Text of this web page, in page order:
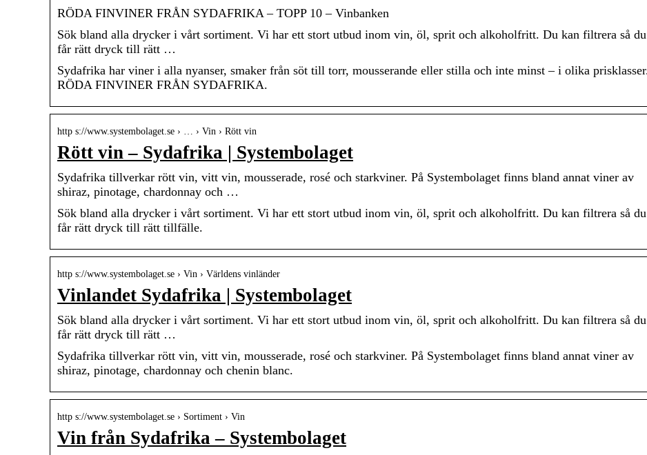
RÖDA FINVINER FRÅN SYDAFRIKA – TOPP 10 – Vinbanken
Sök bland alla drycker i vårt sortiment. Vi har ett stort utbud inom vin, öl, sprit och alkoholfritt. Du kan filtrera så du
får rätt dryck till rätt …
Sydafrika har viner i alla nyanser, smaker från söt till torr, mousserande eller stilla och inte minst – i olika
RÖDA FINVINER FRÅN SYDAFRIKA.
http s://www.systembolaget.se › … › Vin › Rött vin
Rött vin – Sydafrika | Systembolaget
Sydafrika tillverkar rött vin, vitt vin, mousserade, rosé och starkviner. På Systembolaget finns bland annat viner av
shiraz, pinotage, chardonnay och …
Sök bland alla drycker i vårt sortiment. Vi har ett stort utbud inom vin, öl, sprit och alkoholfritt. Du kan filtrera så du
får rätt dryck till rätt tillfälle.
http s://www.systembolaget.se › Vin › Världens vinländer
Vinlandet Sydafrika | Systembolaget
Sök bland alla drycker i vårt sortiment. Vi har ett stort utbud inom vin, öl, sprit och alkoholfritt. Du kan filtrera så du
får rätt dryck till rätt …
Sydafrika tillverkar rött vin, vitt vin, mousserade, rosé och starkviner. På Systembolaget finns bland annat viner av
shiraz, pinotage, chardonnay och chenin blanc.
http s://www.systembolaget.se › Sortiment › Vin
Vin från Sydafrika – Systembolaget